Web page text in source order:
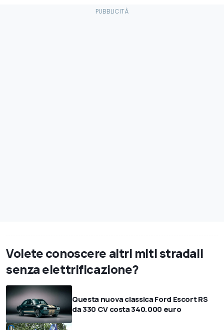
Volete conoscere altri miti stradali
senza elettrificazione?
Questa nuova classica Ford Escort RS
da 330 CV costa 340.000 euro